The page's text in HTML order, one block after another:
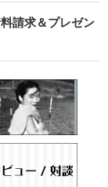
請求＆プレゼン